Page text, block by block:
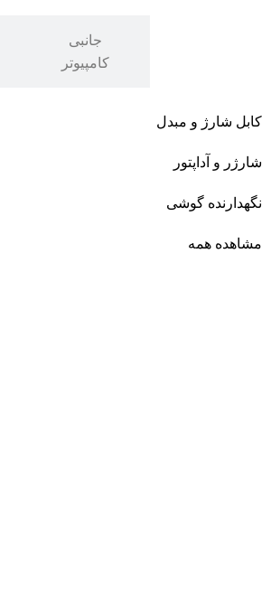
جانبی
کامپیوتر
کابل شارژ و مبدل
شارژر و آداپتور
نگهدارنده گوشی
مشاهده همه